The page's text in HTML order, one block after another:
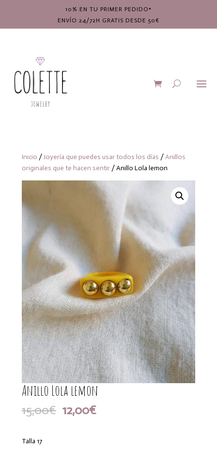
10% EN TU PRIMER PEDIDO*
ENVÍO 24/72H GRATIS DESDE 50€
Inicio /Joyería que puedes usar todos los días /Anillos
originales que te hacen sentir/ Anillo Lola lemon
Anillo Lola lemon
15,00€ El
precio
12,00€El
Talla 17